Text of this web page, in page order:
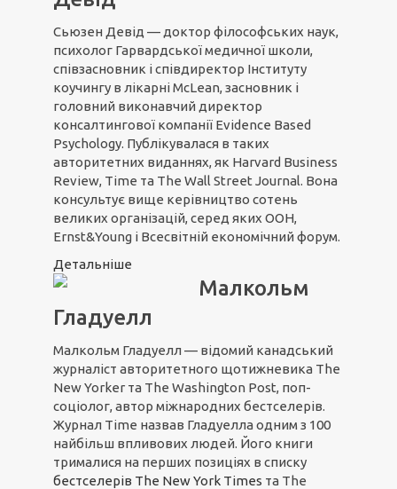
Сьюзен Девід — доктор філософських наук,
психолог Гарвардської медичної школи,
співзасновник і співдиректор Інституту
коучингу в лікарні McLean, засновник і
головний виконавчий директор
консалтингової компанії Evidence Based
Psychology. Публікувалася в таких
авторитетних виданнях, як Harvard Business
Review, Time та The Wall Street Journal. Вона
консультує вище керівництво сотень
великих організацій, серед яких ООН,
Ernst&Young і Всесвітній економічний форум.
Детальніше
Малкольм
Гладуелл
Малкольм Гладуелл — відомий канадський
журналіст авторитетного щотижневика The
New Yorker та The Washington Post, поп-
соціолог, автор міжнародних бестселерів.
Журнал Time назвав Гладуелла одним з 100
найбільш впливових людей. Його книги
трималися на перших позиціях в списку
бестселерів The New York Times та The